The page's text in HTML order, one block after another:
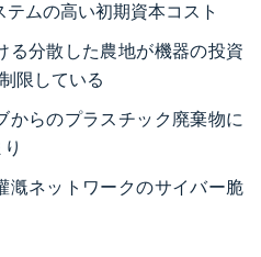
テムの高い初期資本コスト
る分散した農地が機器の投資
限している
からのプラスチック廃棄物に
漑ネットワークのサイバー脆